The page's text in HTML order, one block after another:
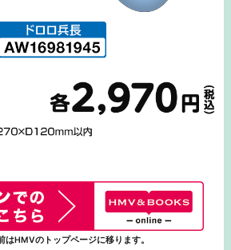
はHMVのトップページに移ります。